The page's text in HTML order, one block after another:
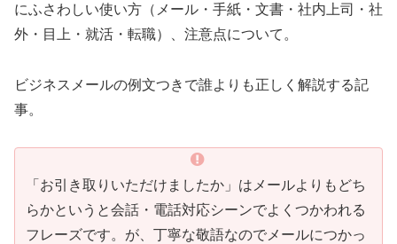
にふさわしい使い方（メール・手紙・文書・社内上司・社
外・目上・就活・転職）、注意点について。
ビジネスメールの例文つきで誰よりも正しく解説する記
事。
「お引き取りいただけましたか」はメールよりもどち
らかというと会話・電話対応シーンでよくつかわれる
フレーズです。が、丁寧な敬語なのでメールにつかっ